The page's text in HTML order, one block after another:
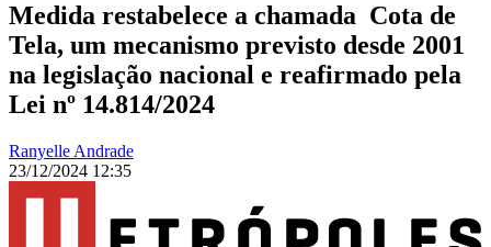
Medida restabelece a chamada Cota de
Tela, um mecanismo previsto desde 2001
na legislação nacional e reafirmado pela
Lei nº 14.814/2024
Ranyelle Andrade
23/12/2024 12:35